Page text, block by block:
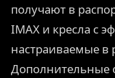
получают в
IMAX и кресла с
настраиваемые в
Дополнительные